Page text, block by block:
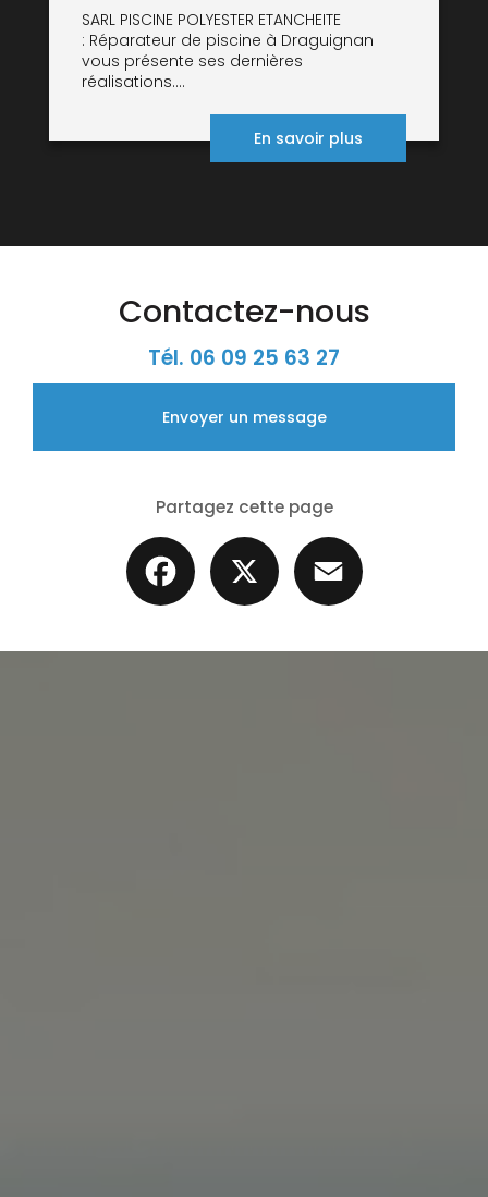
SARL PISCINE POLYESTER ETANCHEITE
: Réparateur de piscine à Draguignan
vous présente ses dernières
réalisations....
En savoir plus
Contactez-nous
Tél. 06 09 25 63 27
Envoyer un message
Partagez cette page
Facebook